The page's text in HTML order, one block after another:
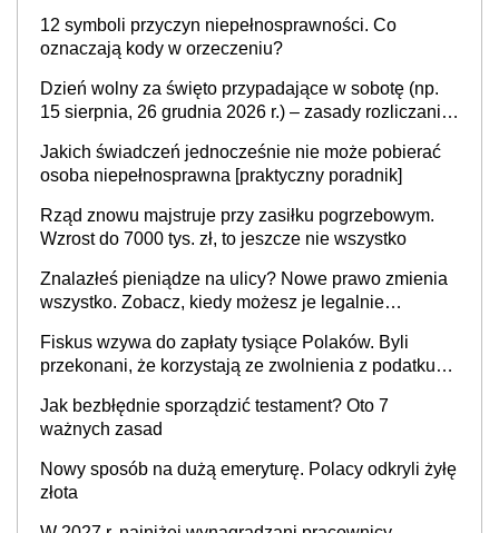
12 symboli przyczyn niepełnosprawności. Co
oznaczają kody w orzeczeniu?
Dzień wolny za święto przypadające w sobotę (np.
15 sierpnia, 26 grudnia 2026 r.) – zasady rozliczania
i administracja publiczna), najczęstsze pytania
Jakich świadczeń jednocześnie nie może pobierać
osoba niepełnosprawna [praktyczny poradnik]
Rząd znowu majstruje przy zasiłku pogrzebowym.
Wzrost do 7000 tys. zł, to jeszcze nie wszystko
Znalazłeś pieniądze na ulicy? Nowe prawo zmienia
wszystko. Zobacz, kiedy możesz je legalnie
Fiskus wzywa do zapłaty tysiące Polaków. Byli
przekonani, że korzystają ze zwolnienia z podatku
Jak bezbłędnie sporządzić testament? Oto 7
ważnych zasad
Nowy sposób na dużą emeryturę. Polacy odkryli żyłę
złota